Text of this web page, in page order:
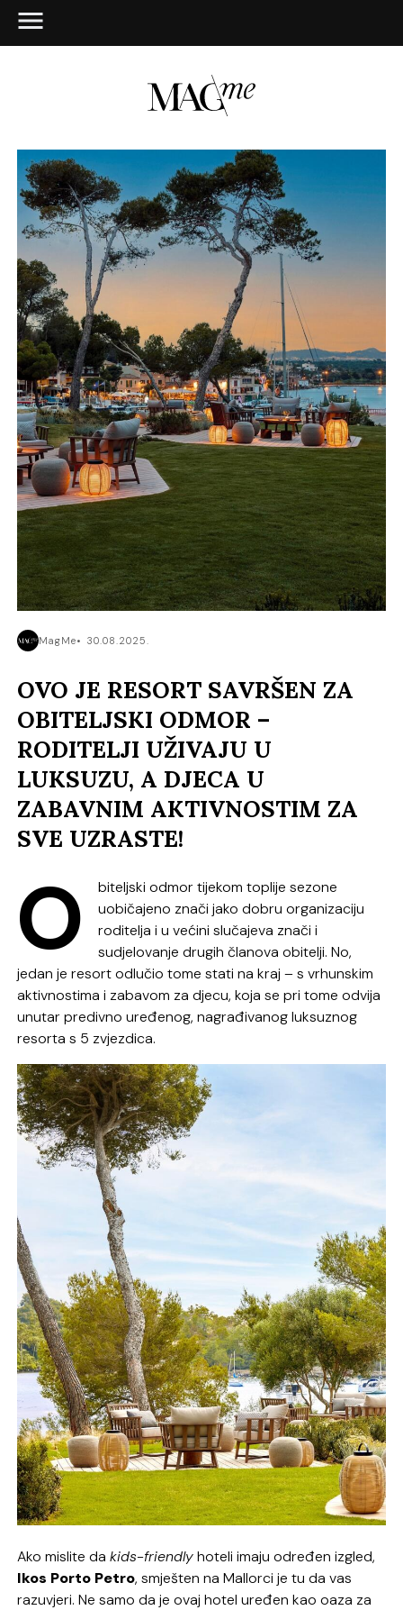
MagMe 30.08.2025.
OVO JE RESORT SAVRŠEN ZA
OBITELJSKI ODMOR –
RODITELJI UŽIVAJU U
LUKSUZU, A DJECA U
ZABAVNIM AKTIVNOSTIM ZA
SVE UZRASTE!
O
biteljski odmor tijekom toplije sezone
uobičajeno znači jako dobru organizaciju
roditelja i u većini slučajeva znači i
sudjelovanje drugih članova obitelji. No,
jedan je resort odlučio tome stati na kraj – s vrhunskim
aktivnostima i zabavom za djecu, koja se pri tome odvija
unutar predivno uređenog, nagrađivanog luksuznog
resorta s 5 zvjezdica.
Ako mislite dakids-friendlyhoteli imaju određen izgled,
Ikos Porto Petro, smješten na Mallorci je tu da vas
razuvjeri. Ne samo da je ovaj hotel uređen kao oaza za